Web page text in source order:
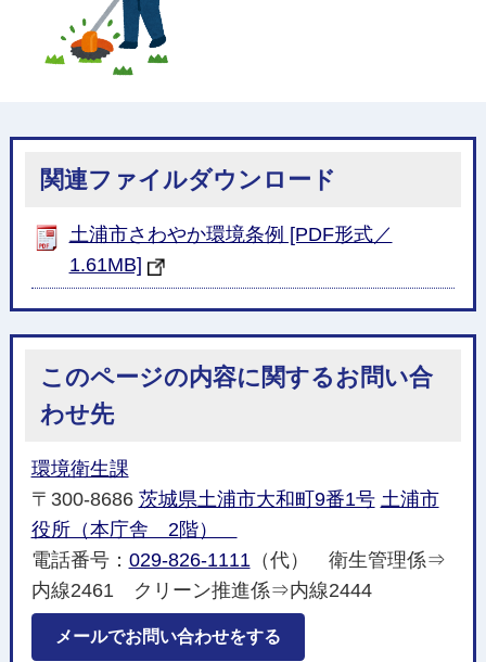
関連ファイルダウンロード
土浦市さわやか環境条例 [PDF形式／
1.61MB]
このページの内容に関するお問い合
わせ先
環境衛生課
〒300-8686 茨城県土浦市大和町9番1号 土浦市
役所（本庁舎 2階）
電話番号： 029-826-1111（代） 衛生管理係⇒
内線2461 クリーン推進係⇒内線2444
メールでお問い合わせをする